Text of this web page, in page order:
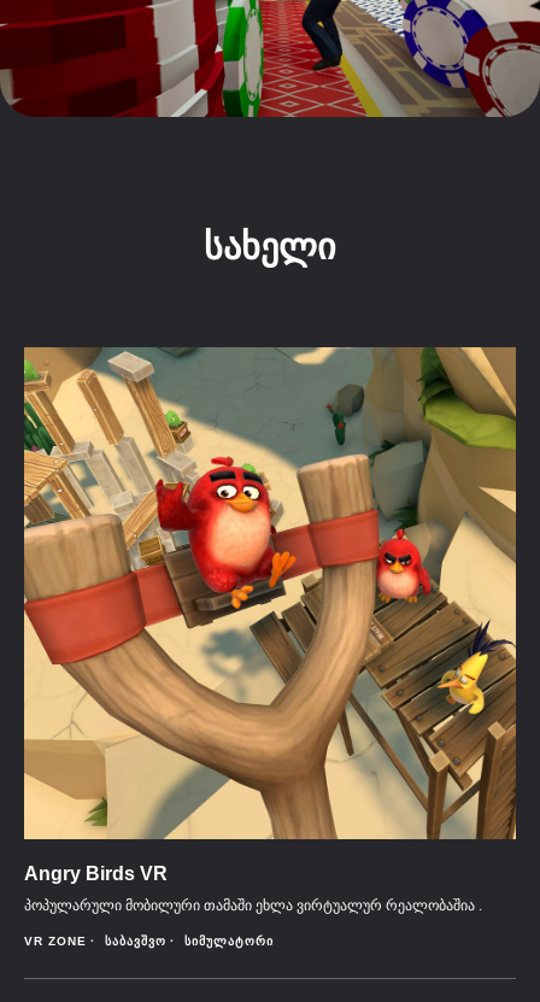
სახელი
Angry Birds VR
პოპულარული მობილური თამაში ეხლა ვირტუალურ რეალობაშია .
VR ZONE ᲡᲐᲑᲐᲕᲨᲕᲝ ᲡᲘᲛᲣᲚᲐᲢᲝᲠᲘ